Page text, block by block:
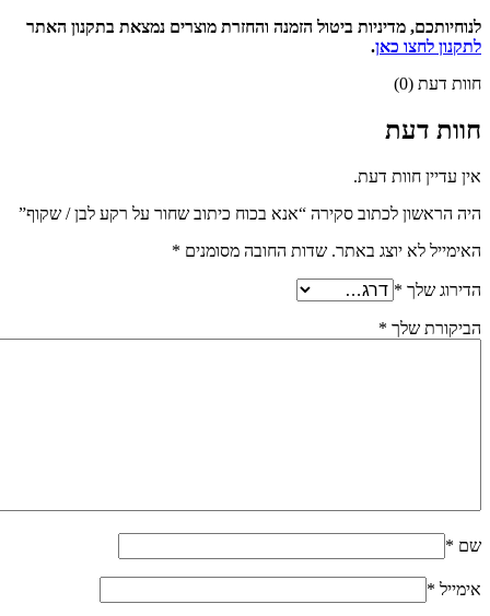
לנוחיותכם, מדיניות ביטול הזמנה והחזרת מוצרים נמצאת בתקנון האתר
לתקנון לחצו כאן.
חוות דעת (0)
חוות דעת
אין עדיין חוות דעת.
היה הראשון לכתוב סקירה “אנא בכוח כיתוב שחור על רקע לבן / שקוף”
האימייל לא יוצג באתר. שדות החובה מסומנים *
הדירוג שלך *
הביקורת שלך *
שם *
אימייל *